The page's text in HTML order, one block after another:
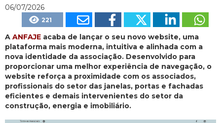
06/07/2026
221
A ANFAJE acaba de lançar o seu novo website, uma
plataforma mais moderna, intuitiva e alinhada com a
nova identidade da associação. Desenvolvido para
proporcionar uma melhor experiência de navegação, o
website reforça a proximidade com os associados,
profissionais do setor das janelas, portas e fachadas
eficientes e demais intervenientes do setor da
construção, energia e imobiliário.